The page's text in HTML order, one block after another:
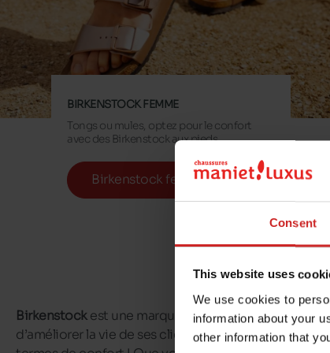
Consent
This website uses
We use cookies to
information about your
other information that
BIRKENSTOCK FEMME
Tongs ou mules, optez pour le confort
avec des Birkenstock aux pieds.
Birkenstock femme
Birkenstockest une marque allemande dont la
d’améliorer la vie de ses clients. Lessandales